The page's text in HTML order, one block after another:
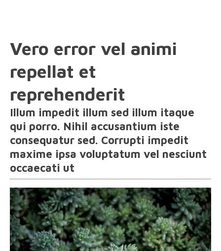
Vero error vel animi
repellat et
reprehenderit
Illum impedit illum sed illum itaque
qui porro. Nihil accusantium iste
consequatur sed. Corrupti impedit
maxime ipsa voluptatum vel nesciunt
occaecati ut